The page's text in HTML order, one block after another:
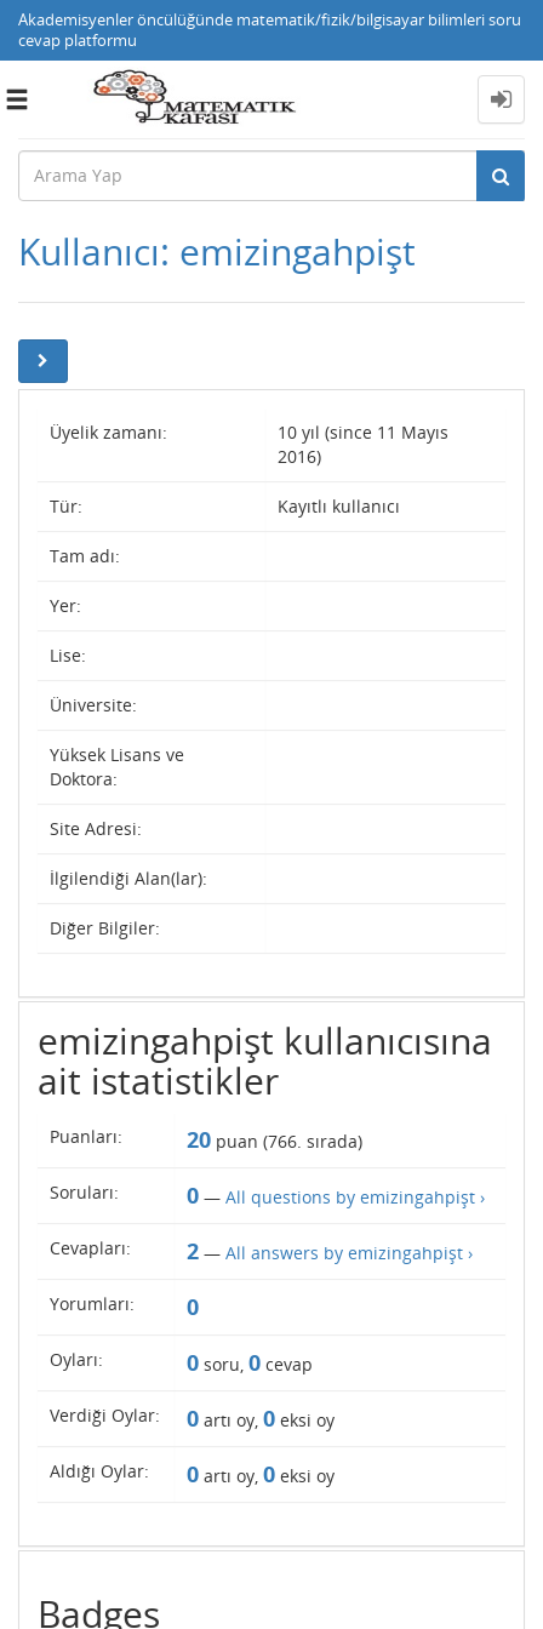
Akademisyenler öncülüğünde matematik/fizik/bilgisayar bilimleri soru
cevap platformu
Toggle
Kullanıcı: emizingahpişt
Üyelik zamanı:
10 yıl (since 11 Mayıs
2016)
Tür: Kayıtlı kullanıcı
Tam adı:
Yer:
Lise:
Üniversite:
Yüksek Lisans ve
Doktora:
Site Adresi:
İlgilendiği Alan(lar):
Diğer Bilgiler:
emizingahpişt kullanıcısına
ait istatistikler
Puanları: 20 puan (766. sırada)
Soruları: 0 — All questions by emizingahpişt ›
Cevapları: 2 — All answers by emizingahpişt ›
Yorumları: 0
Oyları: 0 soru, 0 cevap
Verdiği Oylar: 0 artı oy, 0 eksi oy
Aldığı Oylar: 0 artı oy, 0 eksi oy
Badges